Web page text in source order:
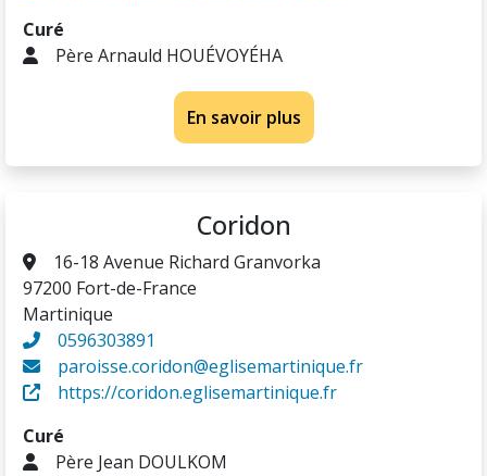
Curé
Père Arnauld HOUÉVOYÉHA
En savoir plus
Coridon
16-18 Avenue Richard Granvorka
97200 Fort-de-France
Martinique
0596303891
paroisse.coridon@eglisemartinique.fr
https://coridon.eglisemartinique.fr
Curé
Père Jean DOULKOM